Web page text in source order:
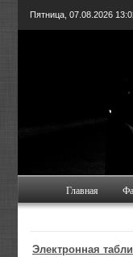
Пятница, 07.08.2026
Главная
Электронная